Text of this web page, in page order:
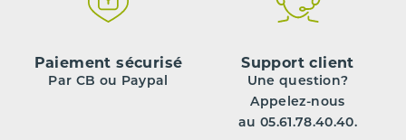
Paiement sécurisé
Par CB ou Paypal
Support client
Une question?
Appelez-nous
au 05.61.78.40.40.